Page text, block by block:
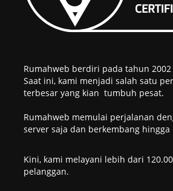
Rumahweb berdiri pada tahun 2002
Saat ini, kami menjadi salah satu
terbesar yang kian tumbuh pesat.
Rumahweb memulai perjalanan
server saja dan berkembang
Kini, kami melayani lebih dari
pelanggan.